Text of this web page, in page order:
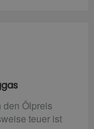
den Ölpreis
teuer ist